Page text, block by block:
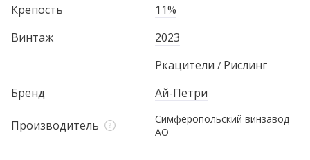
Крепость
11%
Винтаж
2023
Ркацители / Рислинг
Бренд
Ай-Петри
Производитель
Симферопольский винзавод
АО